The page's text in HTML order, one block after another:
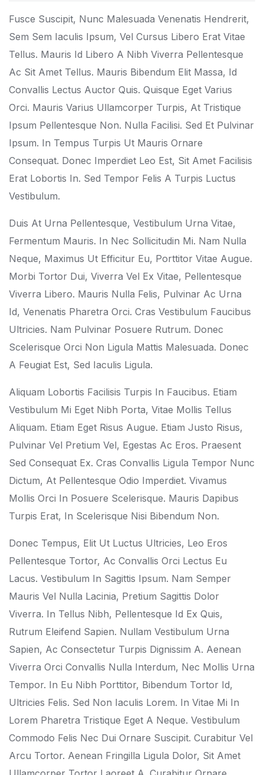
Fusce Suscipit, Nunc Malesuada Venenatis Hendrerit,
Sem Sem Iaculis Ipsum, Vel Cursus Libero Erat Vitae
Tellus. Mauris Id Libero A Nibh Viverra Pellentesque
Ac Sit Amet Tellus. Mauris Bibendum Elit Massa, Id
Convallis Lectus Auctor Quis. Quisque Eget Varius
Orci. Mauris Varius Ullamcorper Turpis, At Tristique
Ipsum Pellentesque Non. Nulla Facilisi. Sed Et Pulvinar
Ipsum. In Tempus Turpis Ut Mauris Ornare
Consequat. Donec Imperdiet Leo Est, Sit Amet Facilisis
Erat Lobortis In. Sed Tempor Felis A Turpis Luctus
Vestibulum.
Duis At Urna Pellentesque, Vestibulum Urna Vitae,
Fermentum Mauris. In Nec Sollicitudin Mi. Nam Nulla
Neque, Maximus Ut Efficitur Eu, Porttitor Vitae Augue.
Morbi Tortor Dui, Viverra Vel Ex Vitae, Pellentesque
Viverra Libero. Mauris Nulla Felis, Pulvinar Ac Urna
Id, Venenatis Pharetra Orci. Cras Vestibulum Faucibus
Ultricies. Nam Pulvinar Posuere Rutrum. Donec
Scelerisque Orci Non Ligula Mattis Malesuada. Donec
A Feugiat Est, Sed Iaculis Ligula.
Aliquam Lobortis Facilisis Turpis In Faucibus. Etiam
Vestibulum Mi Eget Nibh Porta, Vitae Mollis Tellus
Aliquam. Etiam Eget Risus Augue. Etiam Justo Risus,
Pulvinar Vel Pretium Vel, Egestas Ac Eros. Praesent
Sed Consequat Ex. Cras Convallis Ligula Tempor Nunc
Dictum, At Pellentesque Odio Imperdiet. Vivamus
Mollis Orci In Posuere Scelerisque. Mauris Dapibus
Turpis Erat, In Scelerisque Nisi Bibendum Non.
Donec Tempus, Elit Ut Luctus Ultricies, Leo Eros
Pellentesque Tortor, Ac Convallis Orci Lectus Eu
Lacus. Vestibulum In Sagittis Ipsum. Nam Semper
Mauris Vel Nulla Lacinia, Pretium Sagittis Dolor
Viverra. In Tellus Nibh, Pellentesque Id Ex Quis,
Rutrum Eleifend Sapien. Nullam Vestibulum Urna
Sapien, Ac Consectetur Turpis Dignissim A. Aenean
Viverra Orci Convallis Nulla Interdum, Nec Mollis Urna
Tempor. In Eu Nibh Porttitor, Bibendum Tortor Id,
Ultricies Felis. Sed Non Iaculis Lorem. In Vitae Mi In
Lorem Pharetra Tristique Eget A Neque. Vestibulum
Commodo Felis Nec Dui Ornare Suscipit. Curabitur Vel
Arcu Tortor. Aenean Fringilla Ligula Dolor, Sit Amet